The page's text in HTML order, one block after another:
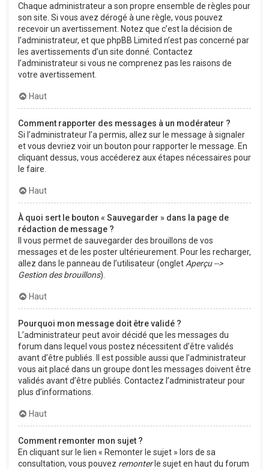
Chaque administrateur a son propre ensemble de règles pour
son site. Si vous avez dérogé à une règle, vous pouvez
recevoir un avertissement. Notez que c’est la décision de
l’administrateur, et que phpBB Limited n’est pas concerné par
les avertissements d’un site donné. Contactez
l’administrateur si vous ne comprenez pas les raisons de
votre avertissement.
Haut
Comment rapporter des messages à un modérateur ?
Si l’administrateur l’a permis, allez sur le message à signaler
et vous devriez voir un bouton pour rapporter le message. En
cliquant dessus, vous accéderez aux étapes nécessaires pour
le faire.
Haut
À quoi sert le bouton « Sauvegarder » dans la page de
rédaction de message ?
Il vous permet de sauvegarder des brouillons de vos
messages et de les poster ultérieurement. Pour les recharger,
allez dans le panneau de l’utilisateur (onglet Aperçu -->
Gestion des brouillons).
Haut
Pourquoi mon message doit être validé ?
L’administrateur peut avoir décidé que les messages du
forum dans lequel vous postez nécessitent d’être validés
avant d’être publiés. Il est possible aussi que l’administrateur
vous ait placé dans un groupe dont les messages doivent être
validés avant d’être publiés. Contactez l’administrateur pour
plus d’informations.
Haut
Comment remonter mon sujet ?
En cliquant sur le lien « Remonter le sujet » lors de sa
consultation, vous pouvez remonterle sujet en haut du forum